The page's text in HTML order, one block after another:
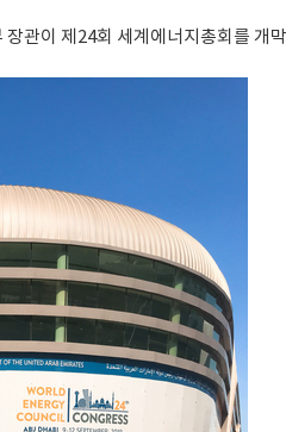
관이 제24회 세계에너지총회를 개